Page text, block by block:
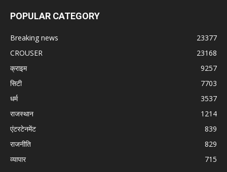
POPULAR CATEGORY
Breaking news
23377
CROUSER
23168
क्राइम
9257
सिटी
7703
धर्म
3537
राजस्थान
1214
एंटरटेनमेंट
839
राजनीति
829
व्यापार
715